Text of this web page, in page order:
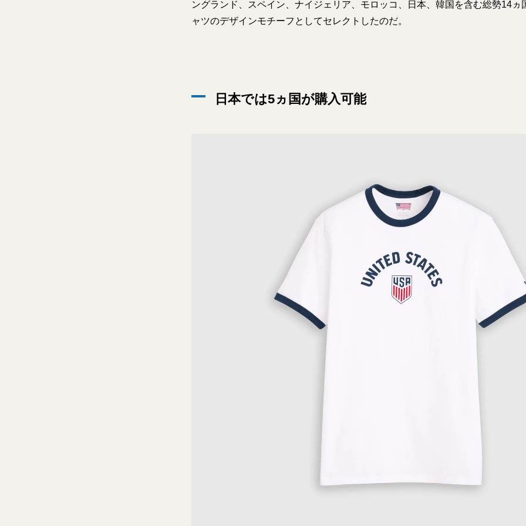
ングランド、スペイン、ナイジェリア、モロッコ、日本、韓国を含む総勢14ヵ
ャツのデザインモチーフとしてセレクトしたのだ。
日本では5ヵ国が購入可能